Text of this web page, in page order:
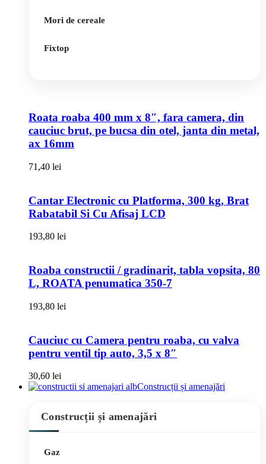
Mori de cereale
Fixtop
Roata roaba 400 mm x 8″, fara camera, din
cauciuc brut, pe bucsa din otel, janta din metal,
ax 16mm
71,40 lei
Cantar Electronic cu Platforma, 300 kg, Brat
Rabatabil Si Cu Afisaj LCD
193,80 lei
Roaba constructii / gradinarit, tabla vopsita, 80
L, ROATA penumatica 350-7
193,80 lei
Cauciuc cu Camera pentru roaba, cu valva
pentru ventil tip auto, 3,5 x 8″
30,60 lei
Construcții și amenajări
Construcții și amenajări
Gaz